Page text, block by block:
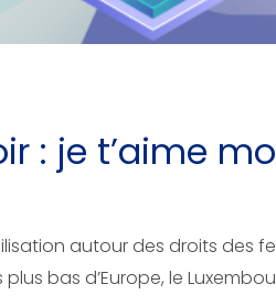
: je t’aime
autour des droits des
bas d’Europe, le